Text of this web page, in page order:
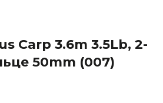
Carp 3.6m 3.5Lb, 2-
50mm (007)